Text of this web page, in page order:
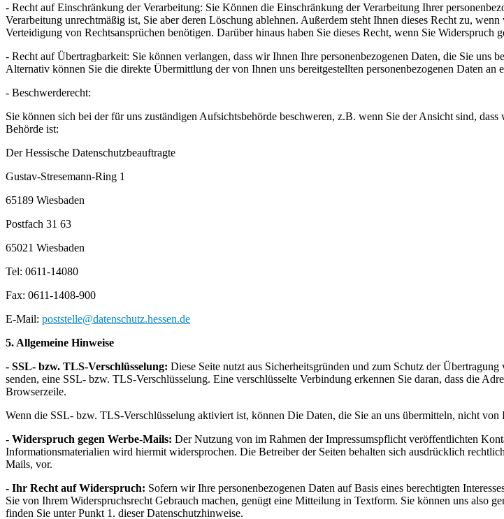
- Recht auf Einschränkung der Verarbeitung: Sie Können die Einschränkung der Verarbeitung Ihrer
Verarbeitung unrechtmäßig ist, Sie aber deren Löschung ablehnen. Außerdem steht Ihnen dieses Recht zu,
Verteidigung von Rechtsansprüchen benötigen. Darüber hinaus haben Sie dieses Recht, wenn Sie Widerspruch
- Recht auf Übertragbarkeit: Sie können verlangen, dass wir Ihnen Ihre personenbezogenen Daten, die Sie uns
Alternativ können Sie die direkte Übermittlung der von Ihnen uns bereitgestellten personenbezogenen Daten
- Beschwerderecht:
Sie können sich bei der für uns zuständigen Aufsichtsbehörde beschweren, z.B. wenn Sie der Ansicht sind,
Behörde ist:
Der Hessische Datenschutzbeauftragte
Gustav-Stresemann-Ring 1
65189 Wiesbaden
Postfach 31 63
65021 Wiesbaden
Tel: 0611-14080
Fax: 0611-1408-900
E-Mail: poststelle@datenschutz.hessen.de
5. Allgemeine Hinweise
- SSL- bzw. TLS-Verschlüsselung: Diese Seite nutzt aus Sicherheitsgründen und zum Schutz der
senden, eine SSL- bzw. TLS-Verschlüsselung. Eine verschlüsselte Verbindung erkennen Sie daran, dass die
Browserzeile.
Wenn die SSL- bzw. TLS-Verschlüsselung aktiviert ist, können Die Daten, die Sie an uns übermitteln, nicht von
- Widerspruch gegen Werbe-Mails: Der Nutzung von im Rahmen der Impressumspflicht veröffentlichten
Informationsmaterialien wird hiermit widersprochen. Die Betreiber der Seiten behalten sich ausdrücklich
Mails, vor.
- Ihr Recht auf Widerspruch: Sofern wir Ihre personenbezogenen Daten auf Basis eines berechtigten
Sie von Ihrem Widerspruchsrecht Gebrauch machen, genügt eine Mitteilung in Textform. Sie können uns also
finden Sie unter Punkt 1. dieser Datenschutzhinweise.